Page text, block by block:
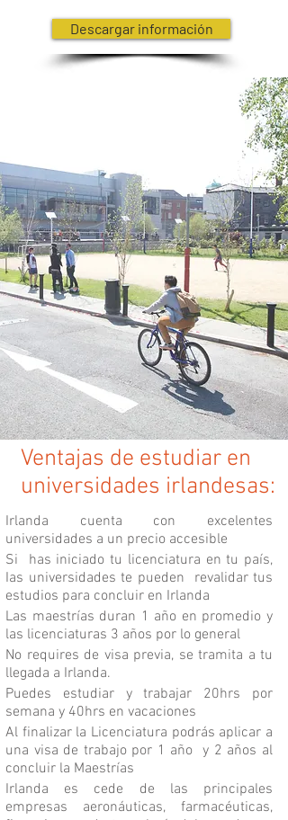
Descargar información
Ventajas de estudiar en
universidades irlandesas:
Irlanda cuenta con excelentes
universidades a un precio accesible
Si has iniciado tu licenciatura en tu país,
Ias universidades te pueden revalidar tus
estudios para concluir en Irlanda
Las maestrías duran 1 año en promedio y
las licenciaturas 3 años por lo general
No requires de visa previa, se tramita a tu
llegada a Irlanda.
Puedes estudiar y trabajar 20hrs por
semana y 40hrs en vacaciones
Al finalizar la Licenciatura podrás aplicar a
una visa de trabajo por 1 año y 2 años al
concluir la Maestrías
Irlanda es cede de las principales
empresas aeronáuticas, farmacéuticas,